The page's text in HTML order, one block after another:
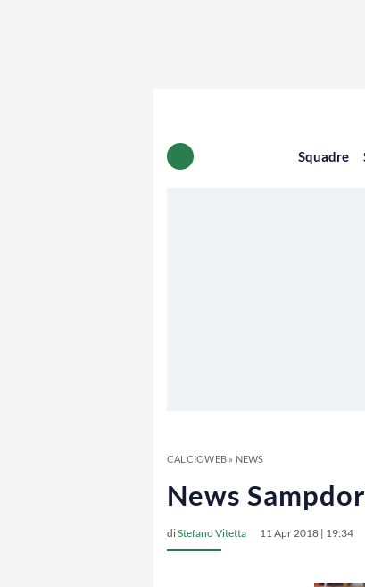
Squadre
CALCIOWEB» NEWS
News
diStefano Vitetta 11 Apr 2018 | 19:34